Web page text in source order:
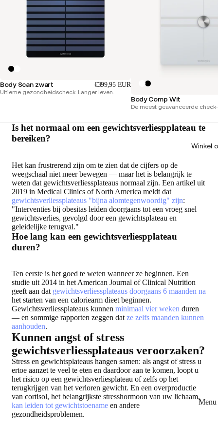
Winkel
Menu
Body Scan zwart €399,95 EUR
Ultieme gezondheidscheck. Langer leven.
Body Comp Wit
De meest geavanceerde
Is het normaal om een gewichtsverliespplateau te
bereiken?
Het kan frustrerend zijn om te zien dat de cijfers op de
weegschaal niet meer bewegen — maar het is belangrijk te
weten dat gewichtsverliessplateaus normaal zijn. Een artikel uit
2019 in Medical Clinics of North America meldt dat
gewichtsverliessplateaus "bijna alomtegenwoordig" zijn:
"Interventies bij obesitas leiden doorgaans tot een vroeg snel
gewichtsverlies, gevolgd door een gewichtsplateau en
geleidelijke terugval."
Hoe lang kan een gewichtsverliespplateau
duren?
Ten eerste is het goed te weten wanneer ze beginnen. Een
studie uit 2014 in het American Journal of Clinical Nutrition
geeft aan dat gewichtsverliessplateaus doorgaans 6 maanden na
het starten van een caloriearm dieet beginnen.
Gewichtsverliessplateaus kunnen minimaal vier weken duren
— en sommige rapporten zeggen datze zelfs maanden kunnen
aanhouden.
Kunnen angst of stress
gewichtsverliessplateaus veroorzaken?
Stress en gewichtsplateaus hangen samen: als angst of stress u
ertoe aanzet te veel te eten en daardoor aan te komen, loopt u
het risico op een gewichtsverliesplateau of zelfs op het
terugkrijgen van het verloren gewicht. En een overproductie
van cortisol, het belangrijkste stresshormoon van uw lichaam,
kan leiden tot gewichtstoename en andere
gezondheidsproblemen.